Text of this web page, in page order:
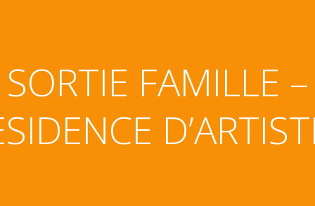
SORTIE FAMILLE –